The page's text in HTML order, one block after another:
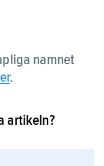
namnet
.
artikeln?